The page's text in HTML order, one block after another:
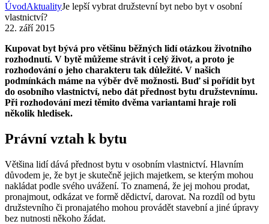
ÚvodAktualityJe lepší vybrat družstevní byt nebo byt v osobní
vlastnictví?
22. září 2015
Kupovat byt bývá pro většinu běžných lidí otázkou životního
rozhodnutí. V bytě můžeme strávit i celý život, a proto je
rozhodování o jeho charakteru tak důležité. V našich
podmínkách máme na výběr dvě možnosti. Buď si pořídit byt
do osobního vlastnictví, nebo dát přednost bytu družstevnímu.
Při rozhodování mezi těmito dvěma variantami hraje roli
několik hledisek.
Právní vztah k bytu
Většina lidí dává přednost bytu v osobním vlastnictví. Hlavním
důvodem je, že byt je skutečně jejich majetkem, se kterým mohou
nakládat podle svého uvážení. To znamená, že jej mohou prodat,
pronajmout, odkázat ve formě dědictví, darovat. Na rozdíl od bytu
družstevního či pronajatého mohou provádět stavební a jiné úpravy
bez nutnosti někoho žádat.